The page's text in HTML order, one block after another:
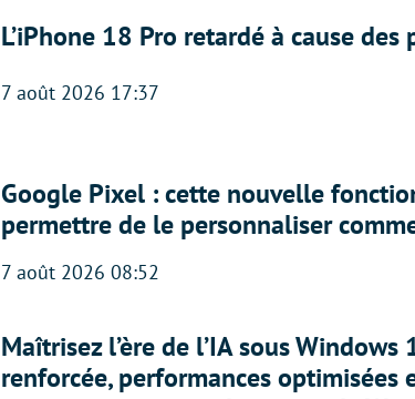
L’iPhone 18 Pro retardé à cause des
7 août 2026 17:37
Google Pixel : cette nouvelle
permettre de le personnaliser
7 août 2026 08:52
Maîtrisez l’ère de l’IA sous
renforcée, performances optimisées